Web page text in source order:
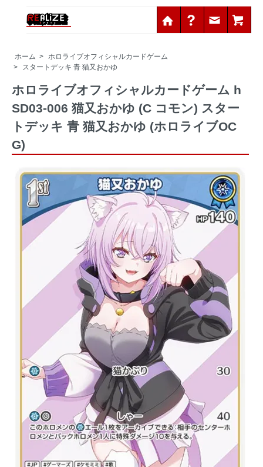
ホーム > ホロライブオフィシャルカードゲーム
>
スタートデッキ 青 猫又おかゆ
ホロライブオフィシャルカードゲーム h
SD03-006 猫又おかゆ (C コモン) スター
トデッキ 青 猫又おかゆ (ホロライブOC
G)